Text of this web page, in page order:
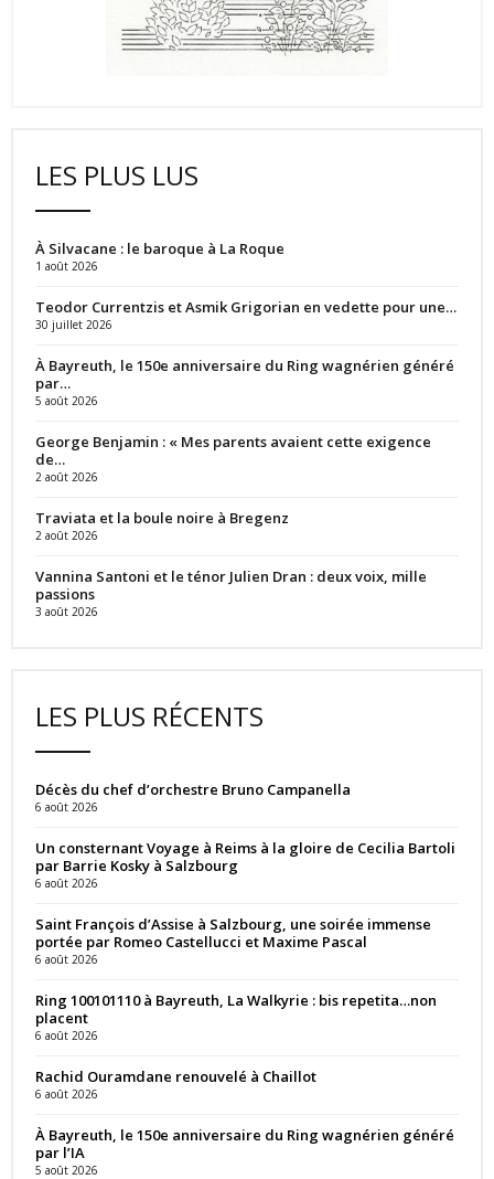
LES PLUS LUS
À Silvacane : le baroque à La Roque
1 août 2026
Teodor Currentzis et Asmik Grigorian en vedette pour une…
30 juillet 2026
À Bayreuth, le 150e anniversaire du Ring wagnérien généré
par…
5 août 2026
George Benjamin : « Mes parents avaient cette exigence
de…
2 août 2026
Traviata et la boule noire à Bregenz
2 août 2026
Vannina Santoni et le ténor Julien Dran : deux voix, mille
passions
3 août 2026
LES PLUS RÉCENTS
Décès du chef d’orchestre Bruno Campanella
6 août 2026
Un consternant Voyage à Reims à la gloire de Cecilia Bartoli
par Barrie Kosky à Salzbourg
6 août 2026
Saint François d’Assise à Salzbourg, une soirée immense
portée par Romeo Castellucci et Maxime Pascal
6 août 2026
Ring 100101110 à Bayreuth, La Walkyrie : bis repetita…non
placent
6 août 2026
Rachid Ouramdane renouvelé à Chaillot
6 août 2026
À Bayreuth, le 150e anniversaire du Ring wagnérien généré
par l’IA
5 août 2026